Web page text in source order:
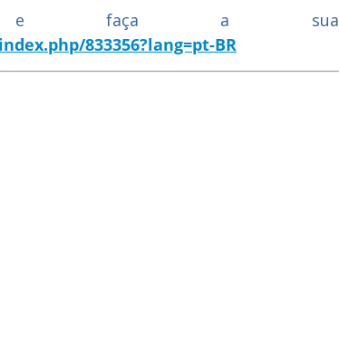
e faça a sua
833356?lang=pt-BR